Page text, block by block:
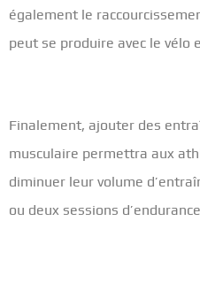
également le
peut se produire avec le vélo
Finalement, ajouter des
musculaire permettra aux
diminuer leur volume
ou deux sessions